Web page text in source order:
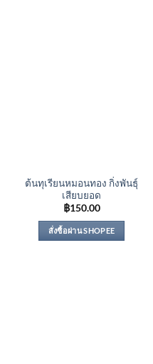
ต้นทุเรียนหมอนทอง กิ่งพันธุ์
เสียบยอด
฿150.00
สั่งซื้อผ่าน SHOPEE